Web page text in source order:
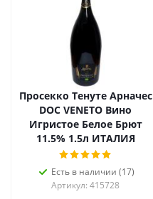
Просекко Тенуте Арначес
DOC VENETO Вино
Игристое Белое Брют
11.5% 1.5л ИТАЛИЯ
Есть в наличии (17)
Артикул: 415728